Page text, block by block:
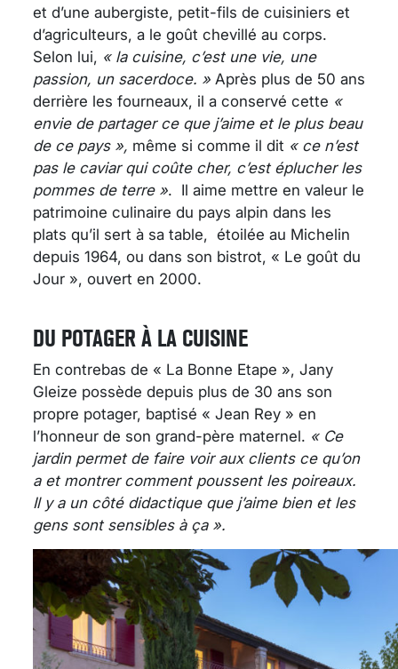
et d’une aubergiste, petit-fils de cuisiniers et
d’agriculteurs, a le goût chevillé au corps.
Selon lui, « la cuisine, c’est une vie, une
passion, un sacerdoce. » Après plus de 50 ans
derrière les fourneaux, il a conservé cette «
envie de partager ce que j’aime et le plus beau
de ce pays », même si comme il dit « ce n’est
pas le caviar qui coûte cher, c’est éplucher les
pommes de terre ». Il aime mettre en valeur le
patrimoine culinaire du pays alpin dans les
plats qu’il sert à sa table, étoilée au Michelin
depuis 1964, ou dans son bistrot, « Le goût du
Jour », ouvert en 2000.
DU POTAGER À LA CUISINE
En contrebas de « La Bonne Etape », Jany
Gleize possède depuis plus de 30 ans son
propre potager, baptisé « Jean Rey » en
l’honneur de son grand-père maternel. « Ce
jardin permet de faire voir aux clients ce qu’on
a et montrer comment poussent les poireaux.
Il y a un côté didactique que j’aime bien et les
gens sont sensibles à ça ».